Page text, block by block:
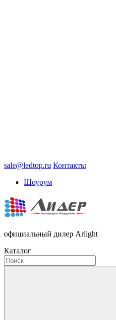
sale@ledtop.ru Контакты
Шоурум
официальный дилер Arlight
Каталог